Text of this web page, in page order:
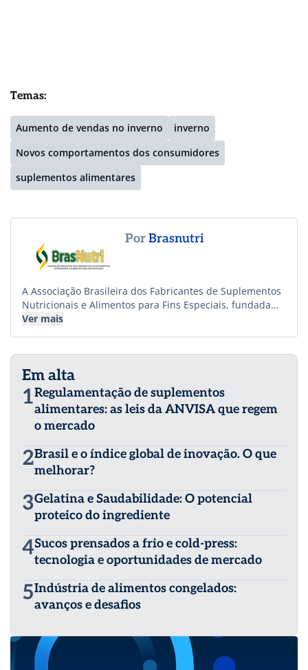
Temas:
Aumento de vendas no inverno
inverno
Novos comportamentos dos consumidores
suplementos alimentares
PorBrasnutri
A Associação Brasileira dos Fabricantes de Suplementos
Nutricionais e Alimentos para Fins Especiais, fundada
em 9 de maio de 2012, por fabricantes de suplementos
competitivo entre os produtos e empresas. Possui o foco
de trabalhar na direção de obter da sociedade
brasileira, o respeito e o reconhecimento, ao que este
setor faz de melhor para o consumidor. brasnutri.org.br
Ver mais
Em alta
1Regulamentação de suplementos
alimentares: as leis da ANVISA que regem
o mercado
2Brasil e o índice global de inovação. O que
melhorar?
3Gelatina e Saudabilidade: O potencial
proteico do ingrediente
4Sucos prensados a frio e cold-press:
tecnologia e oportunidades de mercado
5Indústria de alimentos congelados:
avanços e desafios